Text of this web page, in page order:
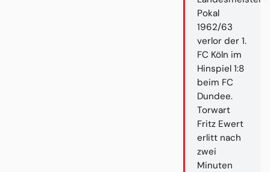
Pokal
1962/63
verlor der 1.
FC Köln im
Hinspiel 1:8
beim FC
Dundee.
Torwart
Fritz Ewert
erlitt nach
zwei
Minuten